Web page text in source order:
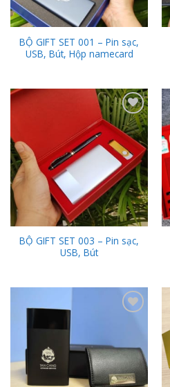
BỘ GIFT SET 001 – Pin sạc,
USB, Bút, Hộp namecard
Add to
Wishlist
BỘ GIFT SET 003 – Pin sạc,
USB, Bút